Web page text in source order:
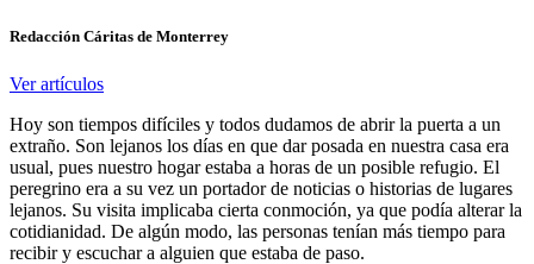
Redacción Cáritas de Monterrey
Ver artículos
Hoy son tiempos difíciles y todos dudamos de abrir la puerta a un
extraño. Son lejanos los días en que dar posada en nuestra casa era
usual, pues nuestro hogar estaba a horas de un posible refugio. El
peregrino era a su vez un portador de noticias o historias de lugares
lejanos. Su visita implicaba cierta conmoción, ya que podía alterar la
cotidianidad. De algún modo, las personas tenían más tiempo para
recibir y escuchar a alguien que estaba de paso.